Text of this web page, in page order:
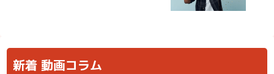
新着 動画コラム